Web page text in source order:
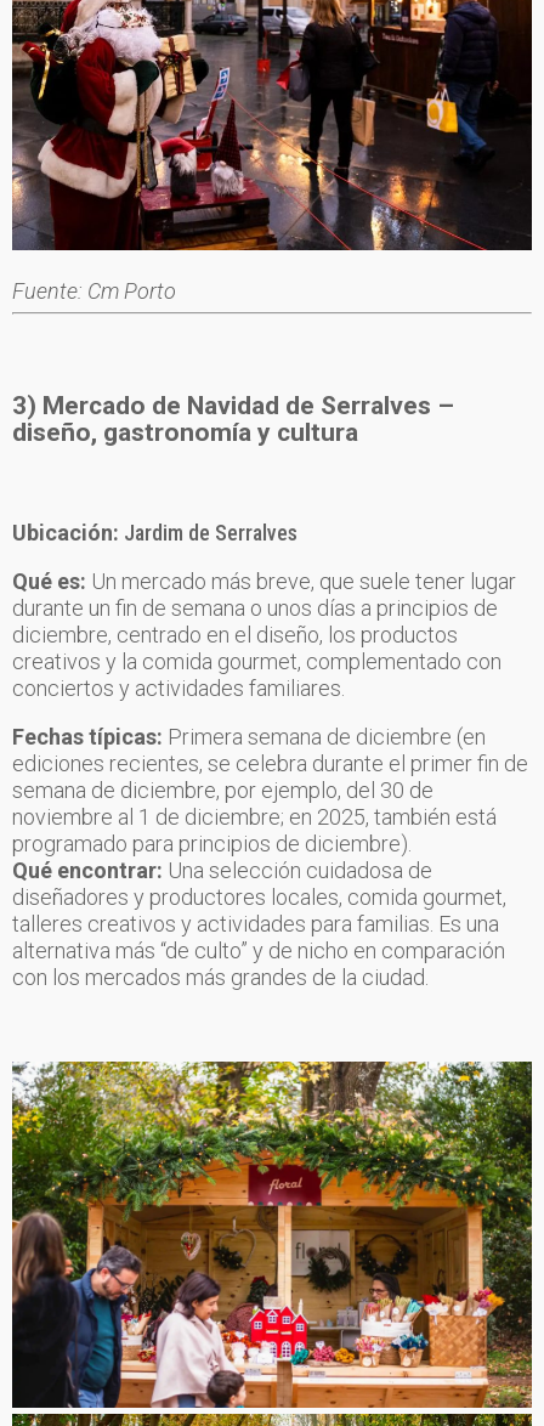
Fuente: Cm Porto
3) Mercado de Navidad de Serralves –
diseño, gastronomía y cultura
Ubicación: Jardim de Serralves
Qué es: Un mercado más breve, que suele tener lugar
durante un fin de semana o unos días a principios de
diciembre, centrado en el diseño, los productos
creativos y la comida gourmet, complementado con
conciertos y actividades familiares.
Fechas típicas: Primera semana de diciembre (en
ediciones recientes, se celebra durante el primer fin de
semana de diciembre, por ejemplo, del 30 de
noviembre al 1 de diciembre; en 2025, también está
programado para principios de diciembre).
Qué encontrar: Una selección cuidadosa de
diseñadores y productores locales, comida gourmet,
talleres creativos y actividades para familias. Es una
alternativa más “de culto” y de nicho en comparación
con los mercados más grandes de la ciudad.